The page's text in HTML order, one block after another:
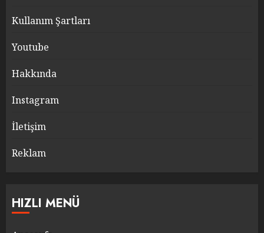
Kullanım Şartları
Youtube
Hakkında
Instagram
İletişim
Reklam
HIZLI MENÜ